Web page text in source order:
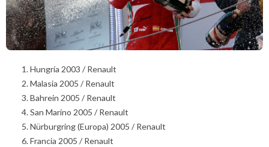
Hungría 2003 / Renault
Malasia 2005 / Renault
Bahrein 2005 / Renault
San Marino 2005 / Renault
Nürburgring (Europa) 2005 / Renault
Francia 2005 / Renault